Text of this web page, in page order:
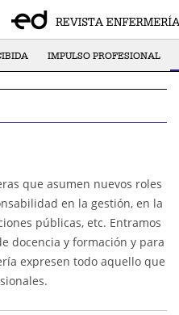
IMPULSO PROFESIONAL
que asumen nuevos roles
en la gestión, en la
públicas, etc. Entramos
docencia y formación y para
expresen todo aquello que